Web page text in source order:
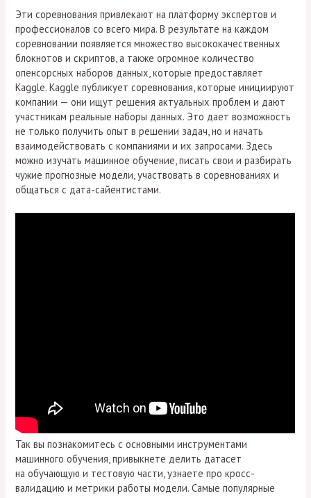
Эти соревнования привлекают на платформу экспертов и
профессионалов со всего мира. В результате на каждом
соревновании появляется множество высококачественных
блокнотов и скриптов, а также огромное количество
опенсорсных наборов данных, которые предоставляет
Kaggle. Kaggle публикует соревнования, которые инициируют
компании — они ищут решения актуальных проблем и дают
участникам реальные наборы данных. Это дает возможность
не только получить опыт в решении задач, но и начать
взаимодействовать с компаниями и их запросами. Здесь
можно изучать машинное обучение, писать свои и разбирать
чужие прогнозные модели, участвовать в соревнованиях и
общаться с дата-сайентистами.
Так вы познакомитесь с основными инструментами
машинного обучения, привыкнете делить датасет
на обучающую и тестовую части, узнаете про кросс-
валидацию и метрики работы модели. Самые популярные